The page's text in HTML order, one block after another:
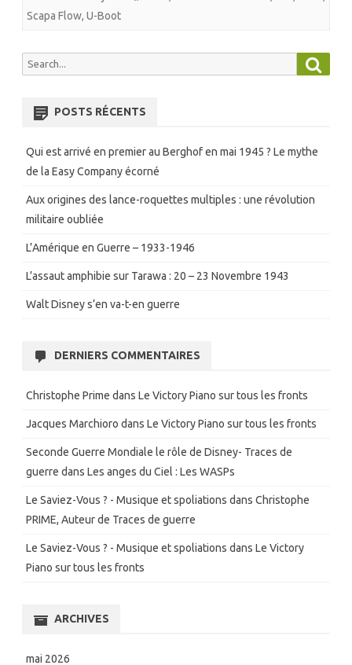
Scapa Flow, U-Boot
Search
POSTS RÉCENTS
Qui est arrivé en premier au Berghof en mai 1945 ? Le mythe
de la Easy Company écorné
Aux origines des lance-roquettes multiples : une révolution
militaire oubliée
L’Amérique en Guerre – 1933-1946
L’assaut amphibie sur Tarawa : 20 – 23 Novembre 1943
Walt Disney s’en va-t-en guerre
DERNIERS COMMENTAIRES
Christophe Prime dans Le Victory Piano sur tous les fronts
Jacques Marchioro dans Le Victory Piano sur tous les fronts
Seconde Guerre Mondiale le rôle de Disney- Traces de
guerre dans Les anges du Ciel : Les WASPs
Le Saviez-Vous ? - Musique et spoliations dans Christophe
PRIME, Auteur de Traces de guerre
Le Saviez-Vous ? - Musique et spoliations dans Le Victory
Piano sur tous les fronts
ARCHIVES
mai 2026